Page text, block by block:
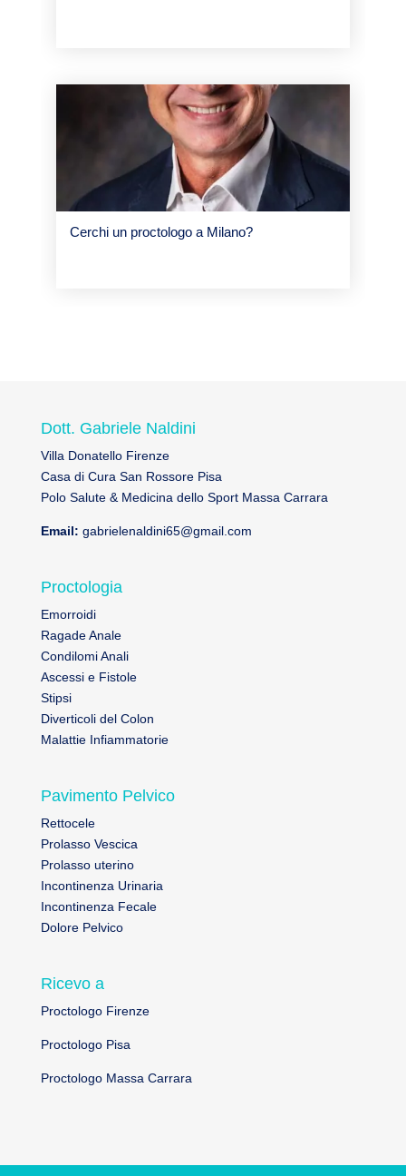
Cerchi un proctologo a Milano?
Dott. Gabriele Naldini
Villa Donatello Firenze
Casa di Cura San Rossore Pisa
Polo Salute & Medicina dello Sport Massa Carrara
Email: gabrielenaldini65@gmail.com
Proctologia
Emorroidi
Ragade Anale
Condilomi Anali
Ascessi e Fistole
Stipsi
Diverticoli del Colon
Malattie Infiammatorie
Pavimento Pelvico
Rettocele
Prolasso Vescica
Prolasso uterino
Incontinenza Urinaria
Incontinenza Fecale
Dolore Pelvico
Ricevo a
Proctologo Firenze
Proctologo Pisa
Proctologo Massa Carrara